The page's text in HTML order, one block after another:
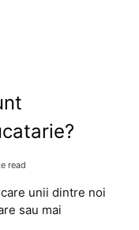
read
unii dintre noi
sau mai